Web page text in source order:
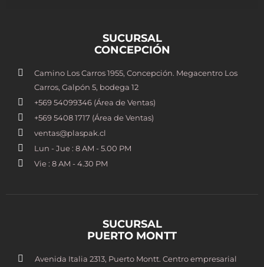
SUCURSAL
CONCEPCIÓN
Camino Los Carros 1955, Concepción. Megacentro Los
Carros, Galpón 5, bodega 12
+569 54099346 (Área de Ventas)
+569 5408 1717 (Área de Ventas)
ventas@plaspak.cl
Lun - Jue : 8 AM - 5.00 PM
Vie : 8 AM - 4.30 PM
SUCURSAL
PUERTO MONTT
Avenida Italia 2313, Puerto Montt. Centro empresarial